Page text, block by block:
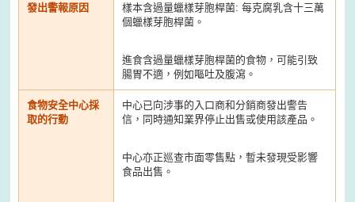
發出警報原因
樣本含過量蠟樣芽胞桿菌: 每克腐乳含十三萬
個蠟樣芽胞桿菌。
進食含過量蠟樣芽胞桿菌的食物，可能引致
腸胃不適，例如嘔吐及腹瀉。
食物安全中心採
取的行動
中心已向涉事的入口商和分銷商發出警告
信，同時通知業界停止出售或使用該產品。
中心亦正巡查市面零售點，暫未發現受影響
食品出售。